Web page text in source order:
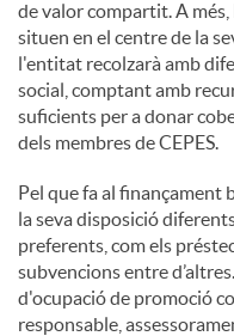
de valor compartit. A
situen en el centre de la
l'entitat recolzarà amb
social, comptant amb
suficients per a donar
dels membres de CEPES.
Pel que fa al finançament
la seva disposició
preferents, com els
subvencions entre
d'ocupació de promoció
responsable,